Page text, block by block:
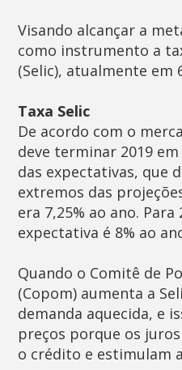
Visando alcançar a
como instrumento a
(Selic), atualmente em
Taxa Selic
De acordo com o
deve terminar 2019
das expectativas, que
extremos das
era 7,25% ao ano. Para
expectativa é 8% ao
Quando o Comitê de
(Copom) aumenta a
demanda aquecida, e
preços porque os
o crédito e estimulam